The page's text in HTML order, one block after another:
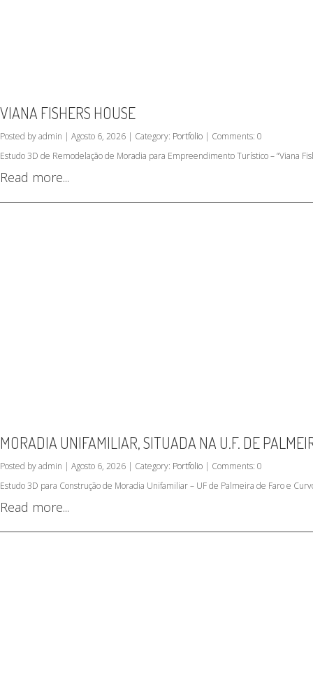
VIANA FISHERS HOUSE
Posted by admin | Agosto 6, 2026 | Category: Portfolio | Comments: 0
Estudo 3D de Remodelação de Moradia para Empreendimento Turístico – “Viana
Read more...
MORADIA UNIFAMILIAR, SITUADA NA U.F. DE
Posted by admin | Agosto 6, 2026 | Category: Portfolio | Comments: 0
Estudo 3D para Construção de Moradia Unifamiliar – UF de Palmeira de Faro e
Read more...